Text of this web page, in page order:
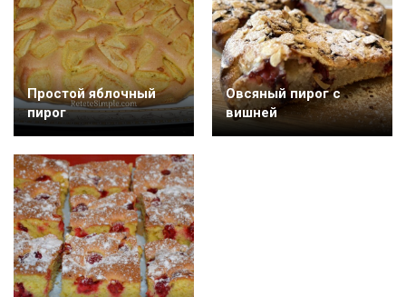
Простой яблочный
пирог
Овсяный пирог с
вишней